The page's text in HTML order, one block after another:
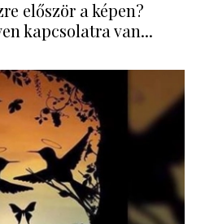
először a képen?
kapcsolatra van...